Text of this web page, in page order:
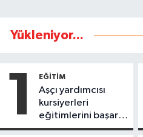
Yükleniyor...
1 EĞİTİM
Aşçı yardımcısı
kursiyerleri
eğitimlerini başarı
ile tamamladı